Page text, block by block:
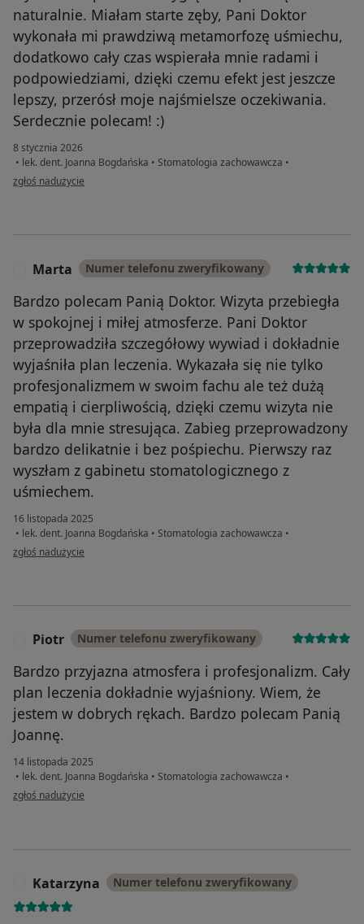
naturalnie. Miałam starte zęby, Pani Doktor
wykonała mi prawdziwą metamorfozę uśmiechu,
dodatkowo cały czas wspierała mnie radami i
podpowiedziami, dzięki czemu efekt jest jeszcze
lepszy, przerósł moje najśmielsze oczekiwania.
Serdecznie polecam! :)
8 stycznia 2026
• lek. dent. Joanna Bogdańska • Stomatologia zachowawcza •
w opinii użytkownika Karolina
zgłoś nadużycie
Marta Numer telefonu zweryfikowany
Bardzo polecam Panią Doktor. Wizyta przebiegła
w spokojnej i miłej atmosferze. Pani Doktor
przeprowadziła szczegółowy wywiad i dokładnie
wyjaśniła plan leczenia. Wykazała się nie tylko
profesjonalizmem w swoim fachu ale też dużą
empatią i cierpliwością, dzięki czemu wizyta nie
była dla mnie stresująca. Zabieg przeprowadzony
bardzo delikatnie i bez pośpiechu. Pierwszy raz
wyszłam z gabinetu stomatologicznego z
uśmiechem.
16 listopada 2025
• lek. dent. Joanna Bogdańska • Stomatologia zachowawcza •
w opinii użytkownika Marta
zgłoś nadużycie
Piotr Numer telefonu zweryfikowany
Bardzo przyjazna atmosfera i profesjonalizm. Cały
plan leczenia dokładnie wyjaśniony. Wiem, że
jestem w dobrych rękach. Bardzo polecam Panią
Joannę.
14 listopada 2025
• lek. dent. Joanna Bogdańska • Stomatologia zachowawcza •
w opinii użytkownika Piotr
zgłoś nadużycie
Katarzyna Numer telefonu zweryfikowany